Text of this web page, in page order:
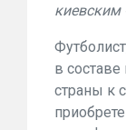
киевским
в
страны к